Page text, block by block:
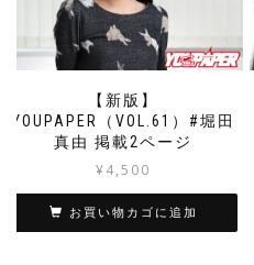
【新版】
YOUPAPER（VOL.61）#堀田
真由 掲載2ページ
¥4,500
お買い物カゴに追加